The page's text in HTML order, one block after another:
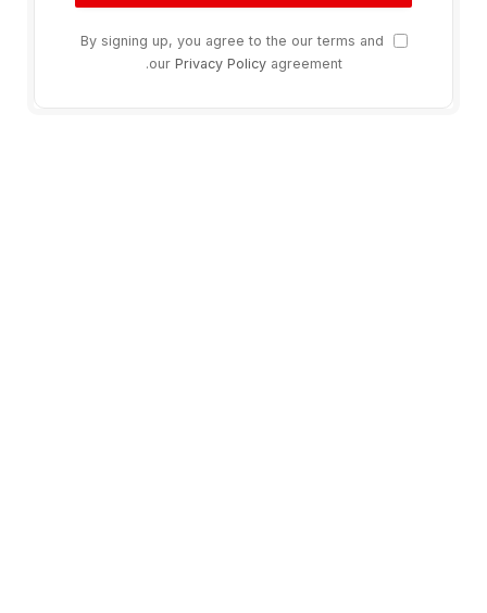
By signing up, you agree to the our terms and
our Privacy Policyagreement.